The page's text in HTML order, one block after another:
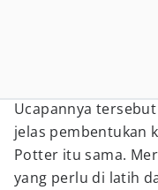
Ucapannya
jelas pembentukan
Potter itu sama.
yang perlu di latih